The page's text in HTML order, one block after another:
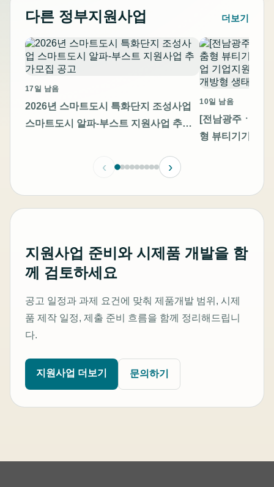
다른 정부지원사업 더보기
17일 남음
2026년 스마트도시 특화단지 조성사업
스마트도시 알파-부스트 지원사업 추가
10일 남음
[전남광주ㆍ충
형 뷰티기기 고
‹ ›
지원사업 준비와 시제품 개발을 함
께 검토하세요
공고 일정과 과제 요건에 맞춰 제품개발 범위, 시제
품 제작 일정, 제출 준비 흐름을 함께 정리해드립니
다.
지원사업 더보기 문의하기